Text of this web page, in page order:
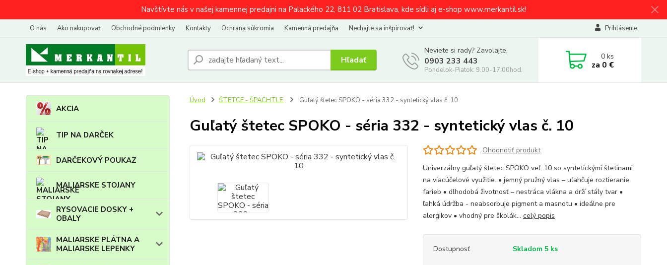
Navštívte nás v našej kamennej predajni na Palackého 22, 811 02 Bratislava, kde sídli aj e-shop www.merkantil.sk!
O nás Ako nakupovať Obchodné podmienky Kontakty Ochrana súkromia Kamenná predajňa Nechajte sa inšpirovať! Prihlásenie
Hľadať
Neviete si rady? Zavolajte.
0903 233 443
Pondelok-Piatok: 9.00-17.00hod.
0ks
za 0 €
AKCIA
TIP NA DARČEK
DARČEKOVÝ POUKAZ
MALIARSKE STOJANY
RYSOVACIE DOSKY +
OBALY
MALIARSKE PLÁTNA A
MALIARSKE LEPENKY
Úvod ŠTETCE - ŠPACHTLE Guľatý štetec SPOKO - séria 332 - syntetický vlas č. 10
Guľatý štetec SPOKO - séria 332 - syntetický vlas č. 10
Ohodnotiť produkt
Univerzálny guľatý štetec SPOKO veľ. 10 so syntetickými štetinami
na viacúčelové využitie. • jemný pružný vlas – uľahčuje roztieranie
farieb • dlhodobá životnosť – nestráca vlákna a drží stály tvar •
ľahká údržba - neabsorbuje pigment a masnotu • ideálne pre
alergikov • vhodný pre školák... celý popis
Dostupnosť Skladom 5 ks